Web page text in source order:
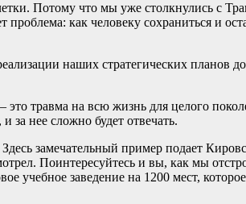
Потому что мы уже столкнулись с
как человеку сохраниться и
наших стратегических планов
травма на всю жизнь для целого
за нее сложно будет отвечать.
замечательный пример подает
Поинтересуйтесь и вы, как мы
учебное заведение на 1200 мест,